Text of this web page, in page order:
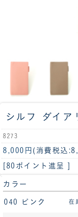
シルフ ダイア
8273
8,000円 (消費税込
[80ポイント進呈 ]
カラー
040 ピンク 在